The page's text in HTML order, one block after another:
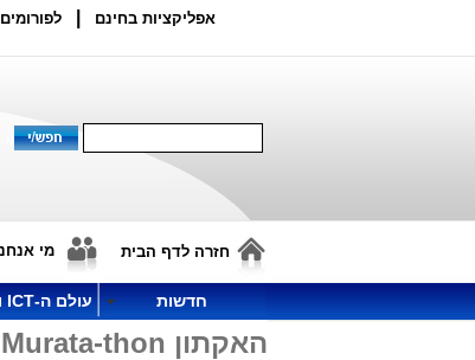
אפליקציות בחינם
חזרה לדף הבית מי
חדשות עולם ה-ICT ותקשורת
האקתון Murata-thon, השער של יזמים להיכנס ולהצליח ביפן